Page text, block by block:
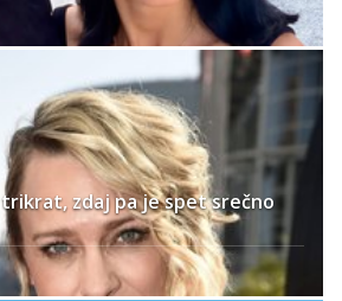
zdaj pa je spet srečno